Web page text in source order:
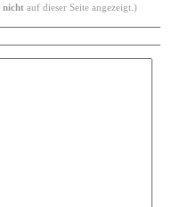
nicht auf dieser Seite angezeigt.)